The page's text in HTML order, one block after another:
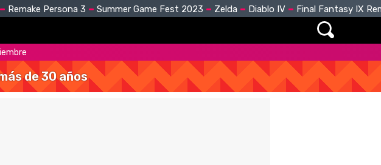
Remake Persona 3 Summer Game Fest 2023 Zelda Diablo IV Final Fantasy IX
de 30 años